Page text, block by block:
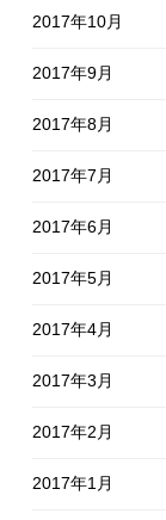
2017年10月
2017年9月
2017年8月
2017年7月
2017年6月
2017年5月
2017年4月
2017年3月
2017年2月
2017年1月